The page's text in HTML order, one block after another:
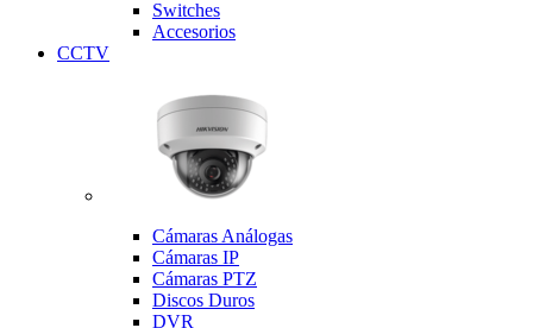
Switches
Accesorios
CCTV
Cámaras Análogas
Cámaras IP
Cámaras PTZ
Discos Duros
DVR